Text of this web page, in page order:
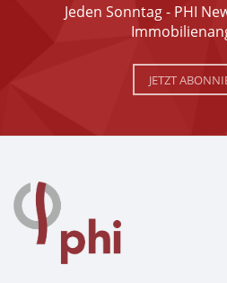
Jeden Sonntag - PHI
JETZT